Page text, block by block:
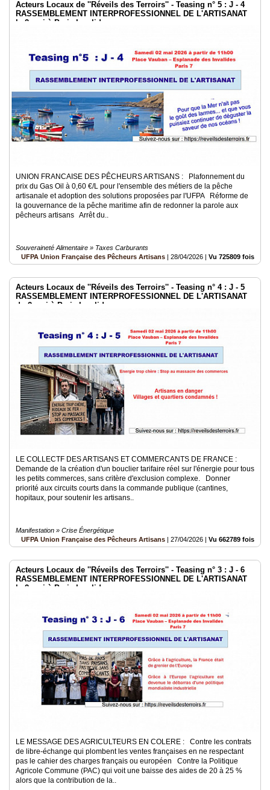
Acteurs Locaux de ''Réveils des Terroirs'' - Teasing n° 5 : J - 4
RASSEMBLEMENT INTERPROFESSIONNEL DE L'ARTISANAT
le 2 mai à Paris Invalides
UNION FRANCAISE DES PÊCHEURS ARTISANS : Plafonnement du
prix du Gas Oil à 0,60 €/L pour l'ensemble des métiers de la pêche
artisanale et adoption des solutions proposées par l'UFPA Réforme de
la gouvernance de la pêche maritime afin de redonner la parole aux
pêcheurs artisans Arrêt du..
Souveraineté Alimentaire » Taxes Carburants
UFPA Union Française des Pêcheurs Artisans | 28/04/2026 | Vu 725809 fois
Acteurs Locaux de ''Réveils des Terroirs'' - Teasing n° 4 : J - 5
RASSEMBLEMENT INTERPROFESSIONNEL DE L'ARTISANAT
du 2 mai à Paris Invalides
LE COLLECTF DES ARTISANS ET COMMERCANTS DE FRANCE :
Demande de la création d'un bouclier tarifaire réel sur l'énergie pour tous
les petits commerces, sans critère d'exclusion complexe. Donner
priorité aux circuits courts dans la commande publique (cantines,
hopitaux, pour soutenir les artisans..
Manifestation » Crise Énergétique
UFPA Union Française des Pêcheurs Artisans | 27/04/2026 | Vu 662789 fois
Acteurs Locaux de ''Réveils des Terroirs'' - Teasing n° 3 : J - 6
RASSEMBLEMENT INTERPROFESSIONNEL DE L'ARTISANAT
le 2 mai à Paris Invalides
LE MESSAGE DES AGRICULTEURS EN COLERE : Contre les contrats
de libre-échange qui plombent les ventes françaises en ne respectant
pas le cahier des charges français ou européen Contre la Politique
Agricole Commune (PAC) qui voit une baisse des aides de 20 à 25 %
alors que la contribution de la..